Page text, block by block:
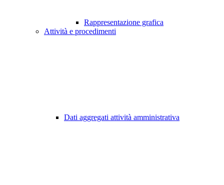
Rappresentazione grafica
Attività e procedimenti
Dati aggregati attività amministrativa